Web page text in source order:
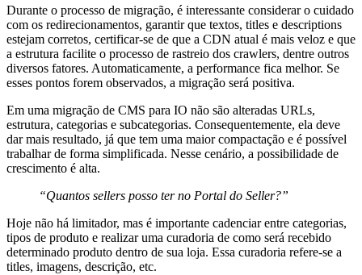
Durante o processo de migração, é interessante considerar o cuidado
com os redirecionamentos, garantir que textos, titles e descriptions
estejam corretos, certificar-se de que a CDN atual é mais veloz e que
a estrutura facilite o processo de rastreio dos crawlers, dentre outros
diversos fatores. Automaticamente, a performance fica melhor. Se
esses pontos forem observados, a migração será positiva.
Em uma migração de CMS para IO não são alteradas URLs,
estrutura, categorias e subcategorias. Consequentemente, ela deve
dar mais resultado, já que tem uma maior compactação e é possível
trabalhar de forma simplificada. Nesse cenário, a possibilidade de
crescimento é alta.
“Quantos sellers posso ter no Portal do Seller?”
Hoje não há limitador, mas é importante cadenciar entre categorias,
tipos de produto e realizar uma curadoria de como será recebido
determinado produto dentro de sua loja. Essa curadoria refere-se a
titles, imagens, descrição, etc.